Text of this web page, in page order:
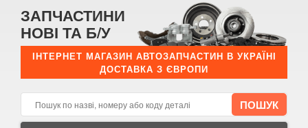
ЗАПЧАСТИНИ
НОВІ ТА Б/У
ІНТЕРНЕТ МАГАЗИН АВТОЗАПЧАСТИН В УКРАЇНІ
ДОСТАВКА З ЄВРОПИ
Оригінальний номер:
Примітка:
E-mail:
Телефон: